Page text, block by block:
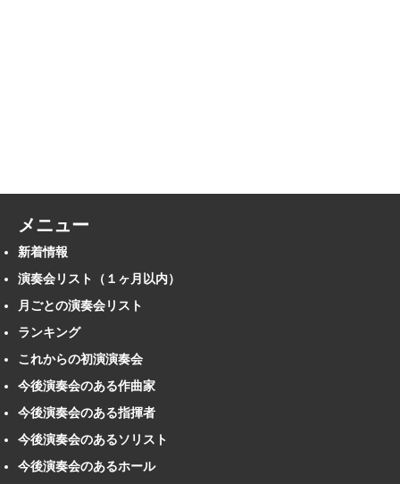
メニュー
新着情報
演奏会リスト（１ヶ月以内）
月ごとの演奏会リスト
ランキング
これからの初演演奏会
今後演奏会のある作曲家
今後演奏会のある指揮者
今後演奏会のあるソリスト
今後演奏会のあるホール